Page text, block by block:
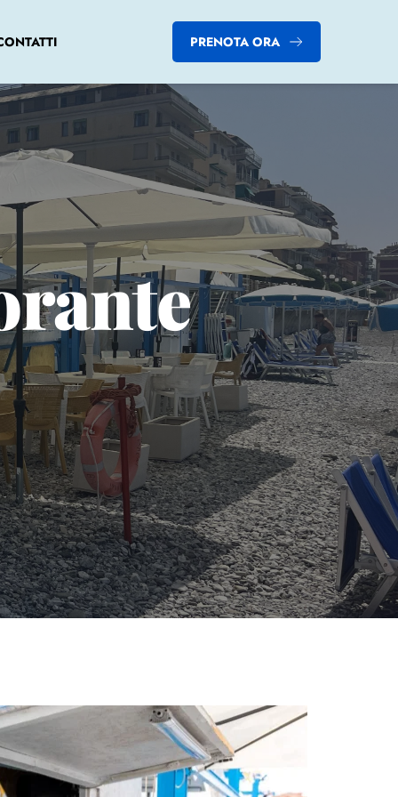
PRENOTA ORA